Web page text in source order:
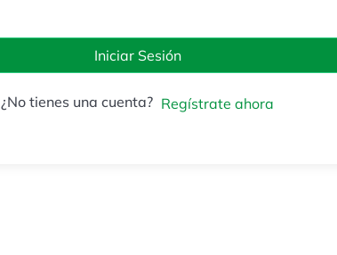
Iniciar Sesión
¿No tienes una cuenta? Regístrate ahora